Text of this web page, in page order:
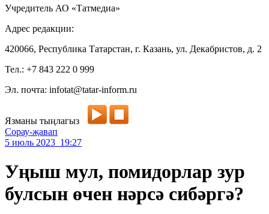
Учредитель АО «Татмедиа»
Адрес редакции:
420066, Республика Татарстан, г. Казань, ул. Декабристов, д. 2
Тел.: +7 843 222 0 999
Эл. почта: infotat@tatar-inform.ru
Язманы тыңлагыз
Сорау-җавап
5 июль 2023 19:27
Уңыш мул, помидорлар зур
булсын өчен нәрсә сибәргә?